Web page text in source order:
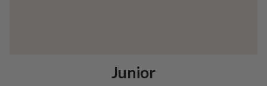
Junior